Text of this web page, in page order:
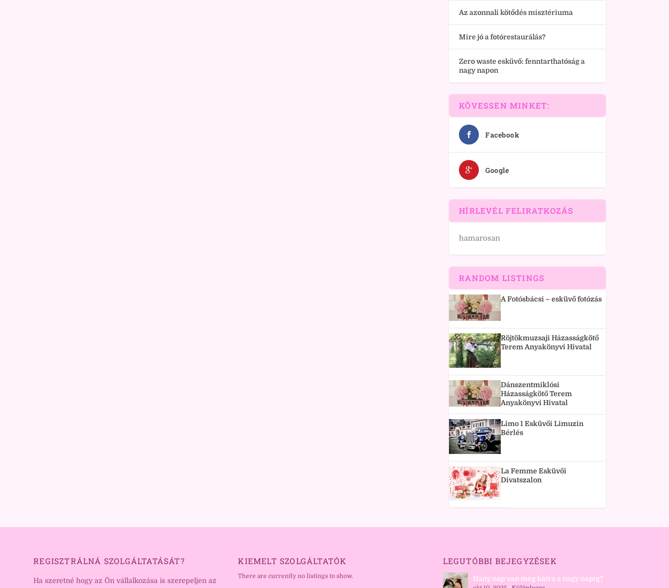
Az azonnali kötődés misztériuma
Mire jó a fotórestaurálás?
Zero waste esküvő: fenntarthatóság a
nagy napon
KÖVESSEN MINKET:
Facebook
Google
HÍRLEVÉL FELIRATKOZÁS
hamarosan
RANDOM LISTINGS
A Fotósbácsi – esküvő fotózás
Röjtökmuzsaji Házasságkötő
Terem Anyakönyvi Hivatal
Dánszentmiklósi
Házasságkötő Terem
Anyakönyvi Hivatal
Limo 1 Esküvői Limuzin
Bérlés
La Femme Esküvői
Divatszalon
REGISZTRÁLNÁ SZOLGÁLTATÁSÁT?
Ha szeretné hogy az Ön vállalkozása is szerepeljen az
KIEMELT SZOLGÁLTATÓK
There are currently no listings to show.
LEGUTÓBBI BEJEGYZÉSEK
Hány nap van még hátra a nagy napig?